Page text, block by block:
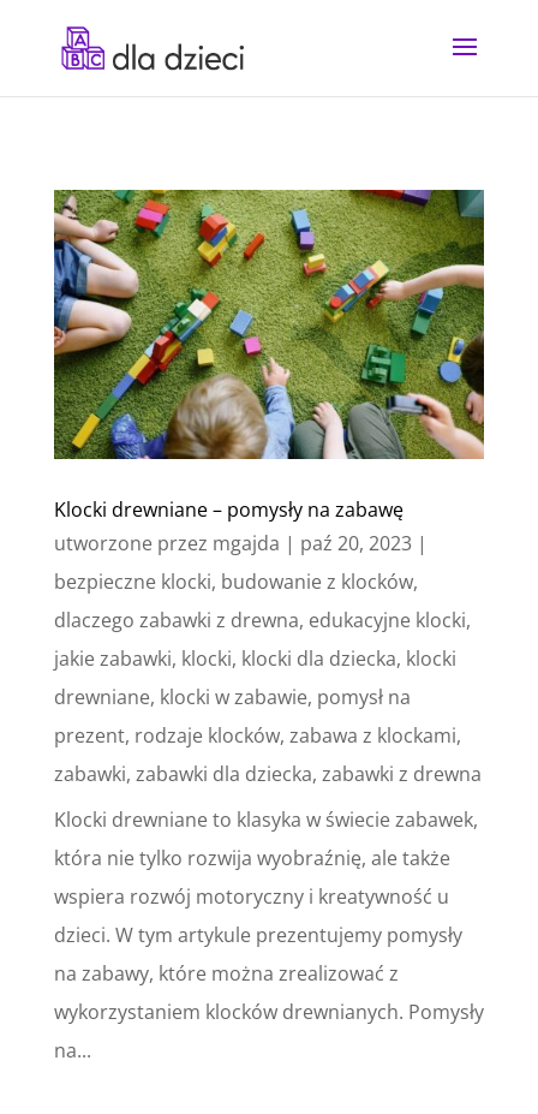
Klocki drewniane – pomysły na zabawę
utworzone przez mgajda | paź 20, 2023|
bezpieczne klocki, budowanie z klocków,
dlaczego zabawki z drewna, edukacyjne klocki,
jakie zabawki, klocki, klocki dla dziecka, klocki
drewniane, klocki w zabawie, pomysł na
prezent, rodzaje klocków, zabawa z klockami,
zabawki, zabawki dla dziecka, zabawki z drewna
Klocki drewniane to klasyka w świecie zabawek,
która nie tylko rozwija wyobraźnię, ale także
wspiera rozwój motoryczny i kreatywność u
dzieci. W tym artykule prezentujemy pomysły
na zabawy, które można zrealizować z
wykorzystaniem klocków drewnianych. Pomysły
na...